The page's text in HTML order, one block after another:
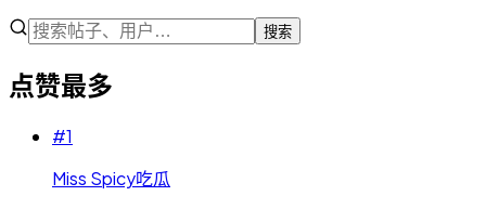
搜索
点赞最多
#1
Miss Spicy吃瓜